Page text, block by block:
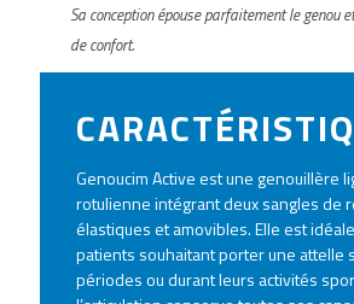
Sa conception épouse parfaitement le genou
de confort.
Genoucim Active est une genouillère
rotulienne intégrant deux sangles de
élastiques et amovibles. Elle est
patients souhaitant porter une attelle
périodes ou durant leurs activités